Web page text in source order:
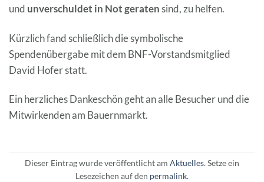
und unverschuldet in Not geratensind, zu helfen.
Kürzlich fand schließlich die symbolische
Spendenübergabe mit dem BNF-Vorstandsmitglied
David Hofer statt.
Ein herzliches Dankeschön geht an alle Besucher und die
Mitwirkenden am Bauernmarkt.
Dieser Eintrag wurde veröffentlicht am Aktuelles. Setze ein
Lesezeichen auf den permalink.